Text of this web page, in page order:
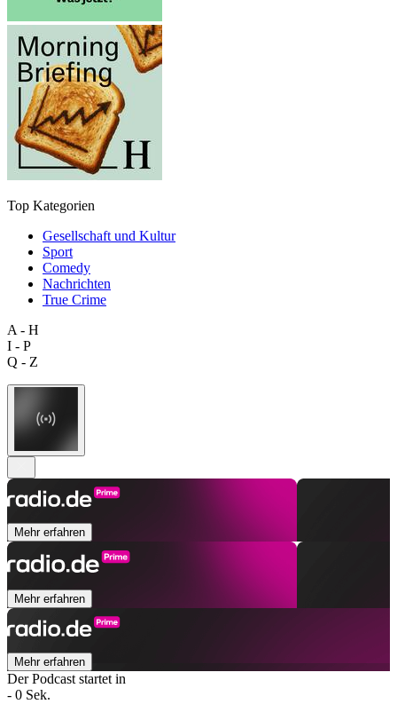
Top Kategorien
Gesellschaft und Kultur
Sport
Comedy
Nachrichten
True Crime
A - H
I - P
Q - Z
Mehr erfahren
Mehr erfahren
Mehr erfahren
Der Podcast startet in
- 0 Sek.